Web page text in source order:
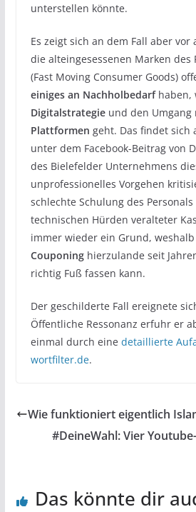
unterstellen könnte.
Es zeigt sich an dem Fall aber vor
die alteingesessenen Marken des
(Fast Moving Consumer Goods)
einiges an Nachholbedarfhaben,
Digitalstrategieund den Umgang
Plattformen geht. Das findet sich
unter dem Facebook-Beitrag von
des Bielefelder Unternehmens
unprofessionelles Vorgehen
schlechte Schulung des
technischen Hürden veralteter
immer wieder ein Grund, weshalb
Couponinghierzulande seit
richtig Fuß fassen kann.
Der geschilderte Fall ereignete
Öffentliche Ressonanz erfuhr er
einmal durch eine detaillierte
wortfilter.de.
Wie funktioniert eigentlich
#DeineWahl: Vier
Das könnte dir